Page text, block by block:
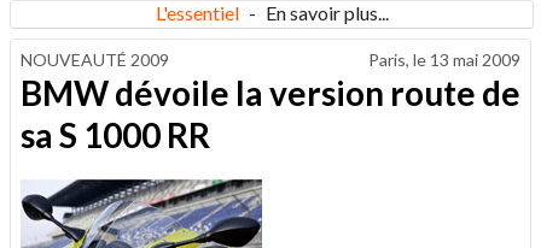
L'essentiel - En savoir plus...
NOUVEAUTÉ 2009 Paris, le 13 mai 2009
BMW dévoile la version route de
sa S 1000 RR